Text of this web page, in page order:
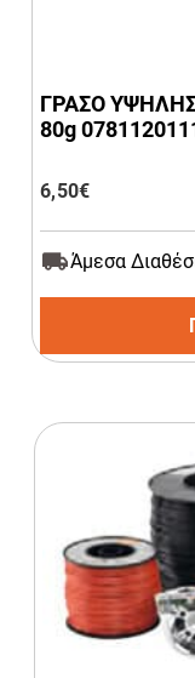
ΓΡΑΣΟ ΥΨΗΛΗΣ
80g
6,50€
Άμεσα